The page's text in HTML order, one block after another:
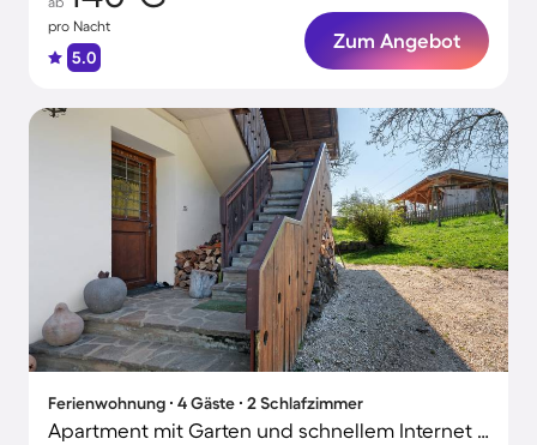
pro Nacht
5.0
Zum Angebot
Ferienwohnung ∙ 4 Gäste ∙ 2 Schlafzimmer
Apartment mit Garten und schnellem Internet | Bergblick